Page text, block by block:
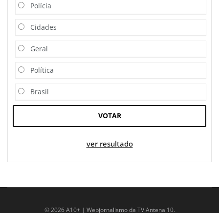
Polícia
Cidades
Geral
Política
Brasil
VOTAR
ver resultado
© 2026 A10+ | Webjornalismo da TV Antena 10.